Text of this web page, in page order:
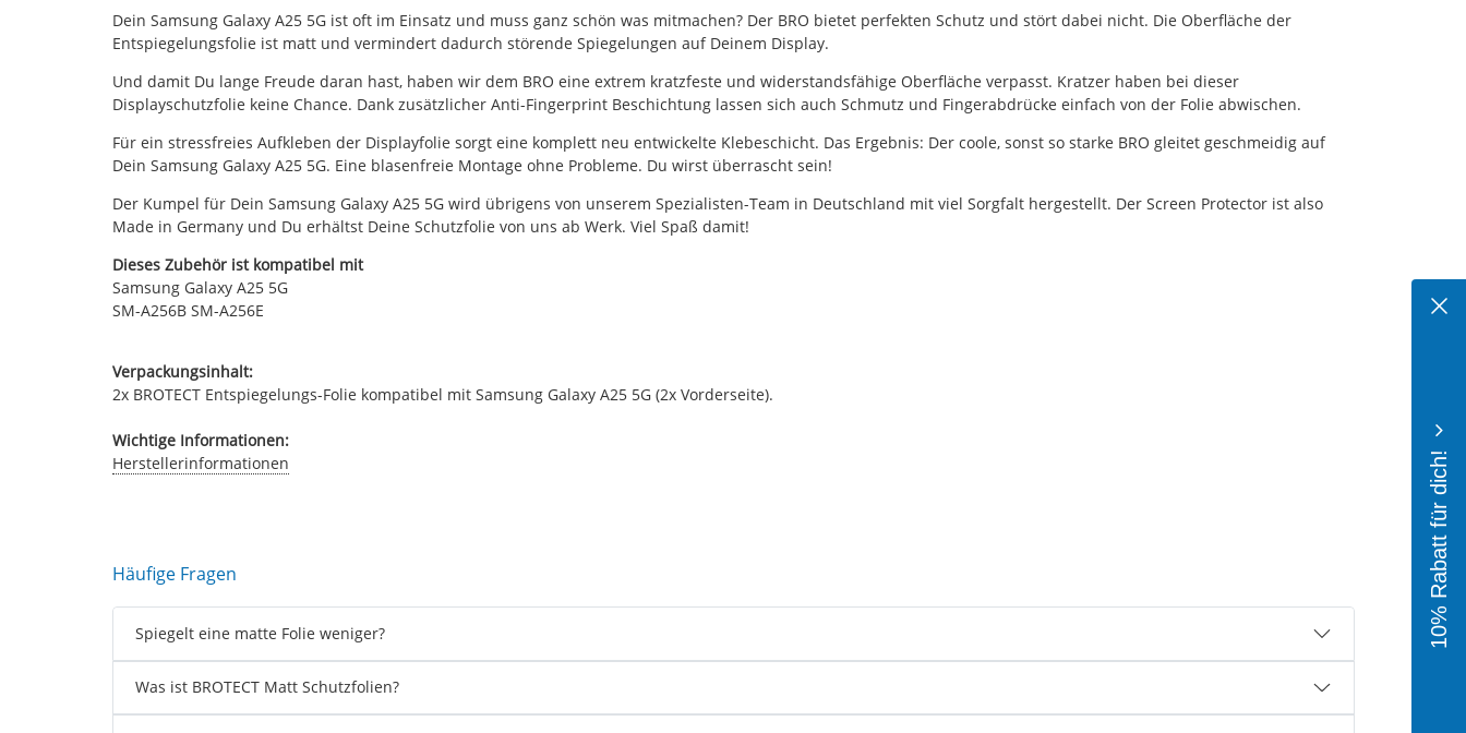
Dein Samsung Galaxy A25 5G ist oft im Einsatz und muss ganz schön was mitmachen? Der BRO bietet perfekten Schutz und stört dabei nicht. Die Oberfläche der
Entspiegelungsfolie ist matt und vermindert dadurch störende Spiegelungen auf Deinem Display.
Und damit Du lange Freude daran hast, haben wir dem BRO eine extrem kratzfeste und widerstandsfähige Oberfläche verpasst. Kratzer haben bei dieser
Displayschutzfolie keine Chance. Dank zusätzlicher Anti-Fingerprint Beschichtung lassen sich auch Schmutz und Fingerabdrücke einfach von der Folie abwischen.
Für ein stressfreies Aufkleben der Displayfolie sorgt eine komplett neu entwickelte Klebeschicht. Das Ergebnis: Der coole, sonst so starke BRO gleitet geschmeidig auf
Dein Samsung Galaxy A25 5G. Eine blasenfreie Montage ohne Probleme. Du wirst überrascht sein!
Der Kumpel für Dein Samsung Galaxy A25 5G wird übrigens von unserem Spezialisten-Team in Deutschland mit viel Sorgfalt hergestellt. Der Screen Protector ist also
Made in Germany und Du erhältst Deine Schutzfolie von uns ab Werk. Viel Spaß damit!
Dieses Zubehör ist kompatibel mit
Samsung Galaxy A25 5G
SM-A256B SM-A256E
Verpackungsinhalt:
2x BROTECT Entspiegelungs-Folie kompatibel mit Samsung Galaxy A25 5G (2x Vorderseite).
Wichtige Informationen:
Herstellerinformationen
Häufige Fragen
Spiegelt eine matte Folie weniger?
Was ist BROTECT Matt Schutzfolien?
10% Rabatt für dich!